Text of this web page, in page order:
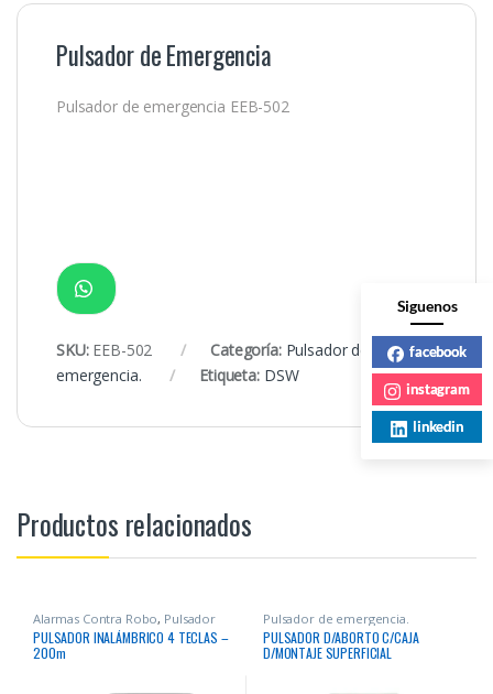
Pulsador de Emergencia
Pulsador de emergencia EEB-502
SKU: EEB-502 Categoría: Pulsador de
emergencia.
Etiqueta: DSW
Productos relacionados
Alarmas Contra Robo, Pulsador
de emergencia.,Seguridad
PULSADOR INALÁMBRICO 4 TECLAS –
200m
Pulsador de emergencia.
PULSADOR D/ABORTO C/CAJA
D/MONTAJE SUPERFICIAL
Siguenos
facebook
instagram
linkedin